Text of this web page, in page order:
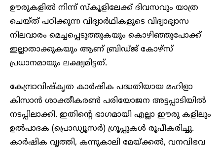
ഊരുകളിൽ നിന്ന് സ്കൂളിലേക്ക് ദിവസവും യാത്ര
ചെയ്ത് പഠിക്കുന്ന വിദ്യാർഥികളുടെ വിദ്യാഭ്യാസ
നിലവാരം മെച്ചപ്പെടുത്തുകയും കൊഴിഞ്ഞുപോക്ക്
ഇല്ലാതാക്കുകയും ആണ് ബ്രിഡ്ജ് കോഴ്സ്
പ്രധാനമായും ലക്ഷ്യമിട്ടത്.
കേന്ദ്രാവിഷ്കൃത കാർഷിക പദ്ധതിയായ മഹിളാ
കിസാൻ ശാക്തീകരൺ പരിയോജന അട്ടപ്പാടിയിൽ
നടപ്പിലാക്കി. ഇതിന്റെ ഭാഗമായി എല്ലാ ഈരു കളിലും
ഉൽപാദക (പ്രൊഡ്യൂസർ) ഗ്രൂപ്പുകൾ രൂപീകരിച്ചു.
കാർഷിക വൃത്തി, കന്നുകാലി മേയ്ക്കൽ, വനവിഭവ